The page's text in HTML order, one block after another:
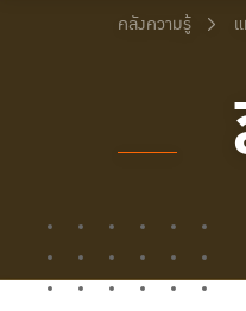
คลังความรู้